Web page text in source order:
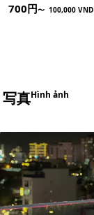
700円〜 100,000 VND
写真Hình ảnh